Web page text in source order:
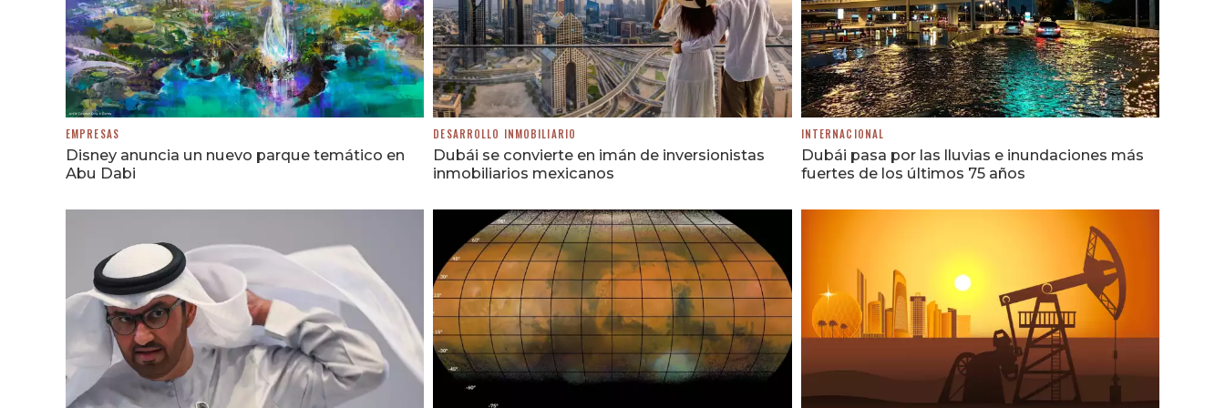
EMPRESAS
Disney anuncia un nuevo parque temático en
Abu Dabi
DESARROLLO INMOBILIARIO
Dubái se convierte en imán de inversionistas
inmobiliarios mexicanos
INTERNACIONAL
Dubái pasa por las lluvias e inundaciones más
fuertes de los últimos 75 años